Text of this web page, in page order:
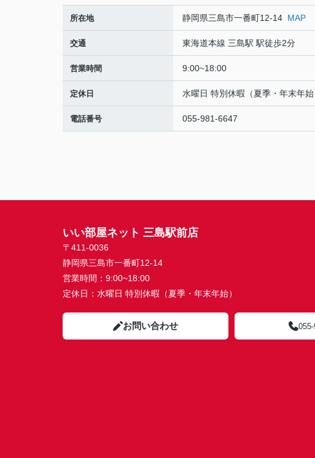
所在地 静岡県三島市一番町12-14 MAP
交通 東海道本線 三島駅 駅徒歩2分
営業時間 9:00~18:00
定休日 水曜日 特別休暇（夏季・年末年始
電話番号 055-981-6647
いい部屋ネット 三島駅前店
〒411-0036
静岡県三島市一番町12-14
営業時間： 9:00~18:00
定休日： 水曜日 特別休暇（夏季・年末年始）
お問い合わせ